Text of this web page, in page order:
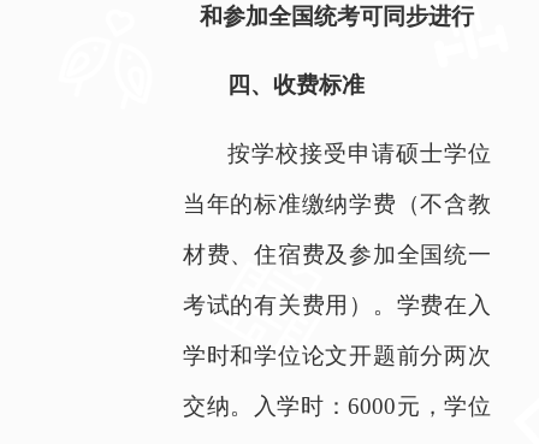
和参加全国统考可同步进行
四、收费标准
按学校接受申请硕士学位
当年的标准缴纳学费（不含教
材费、住宿费及参加全国统一
考试的有关费用）。学费在入
学时和学位论文开题前分两次
交纳。入学时：6000元，学位